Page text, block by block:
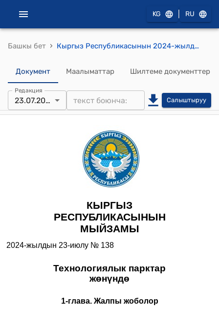
KG RU
Башкы бет › Кыргыз Республикасынын 2024-жылдын 23-июлундагы № 138 "Технологиялык парктар жөнүндө" Мыйзамы
Документ Маалыматтар Шилтеме документтер
Редакция
23.07.2024 Салыштыруу